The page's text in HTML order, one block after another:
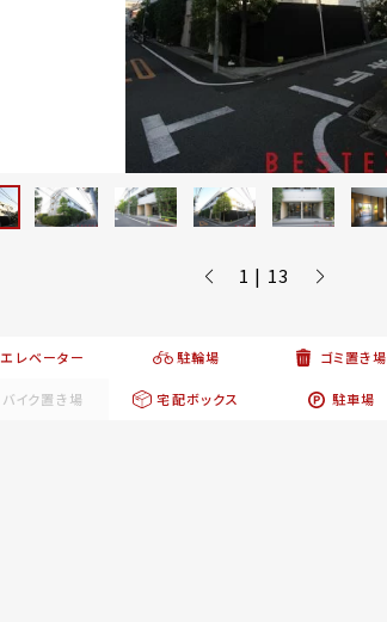
1 | 13
エレベーター 駐輪場 ゴミ置き場
バイク置き場 宅配ボックス 駐車場